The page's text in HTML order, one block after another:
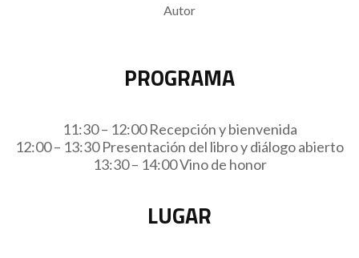
Autor
PROGRAMA
11:30 – 12:00 Recepción y bienvenida
12:00 – 13:30 Presentación del libro y diálogo abierto
13:30 – 14:00 Vino de honor
LUGAR